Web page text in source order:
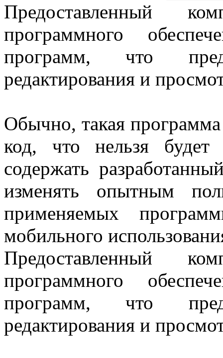
Предоставленный
программного
программ, что
редактирования и
Обычно, такая
код, что нельзя
содержать
изменять опытным
применяемых
мобильного
Предоставленный
программного
программ, что
редактирования и